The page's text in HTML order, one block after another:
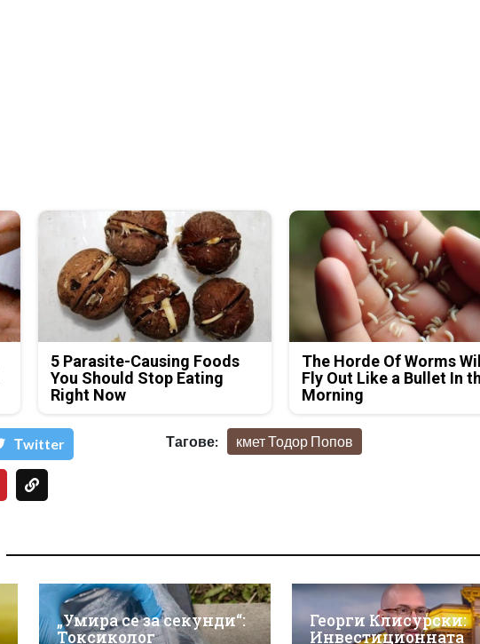
5 Parasite-Causing Foods
You Should Stop Eating
Right Now
The Horde Of Worms
Fly Out Like a Bullet In
Morning
Тwitter Тагове: кмет Тодор Попов
„Умира се за секунди“:
Токсиколог
Георги Клисурски:
Инвестиционната